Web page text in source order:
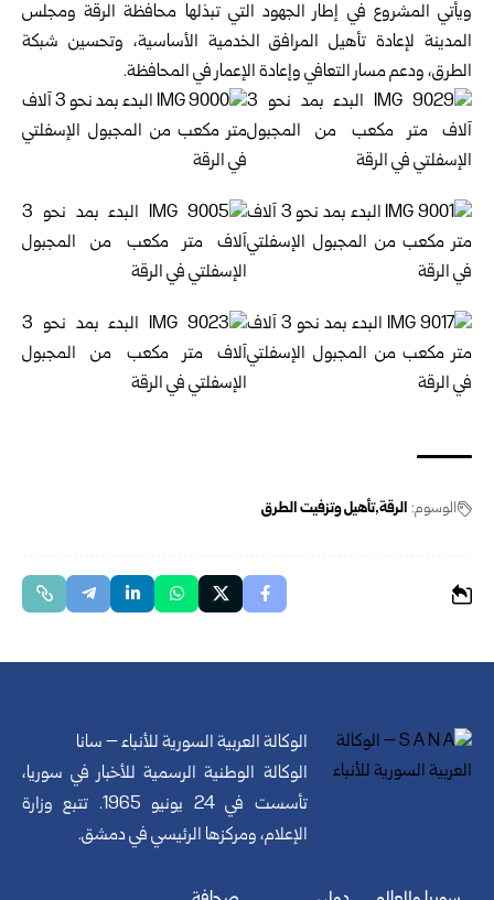
ويأتي المشروع في إطار الجهود التي تبذلها محافظة الرقة ومجلس
المدينة لإعادة تأهيل المرافق الخدمية الأساسية، وتحسين شبكة
الطرق، ودعم مسار التعافي وإعادة الإعمار في المحافظة.
الوسوم: الرقة تأهيل وتزفيت الطرق
الوكالة العربية السورية للأنباء – سانا
الوكالة الوطنية الرسمية للأخبار في سوريا،
تأسست في 24 يونيو 1965. تتبع وزارة
الإعلام، ومركزها الرئيسي في دمشق.